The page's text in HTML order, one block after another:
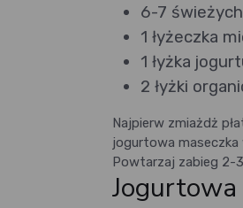
6-7
1 łyżeczka
1 łyżka
2 łyżki
Najpierw zmiażdż
jogurtowa maseczka
Powtarzaj zabieg 2-